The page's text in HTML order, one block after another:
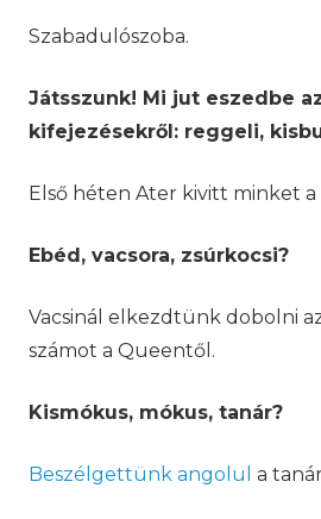
Szabadulószoba.
Játsszunk! Mi jut eszedbe
kifejezésekről: reggeli,
Első héten Ater kivitt minket
Ebéd, vacsora, zsúrkocsi?
Vacsinál elkezdtünk dobolni
számot a Queentől.
Kismókus, mókus, tanár?
Beszélgettünk angolul a